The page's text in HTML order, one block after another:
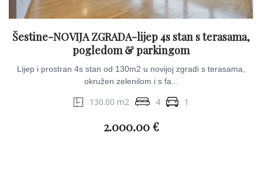
Šestine-NOVIJA ZGRADA-lijep 4s stan s terasama,
pogledom & parkingom
Lijep i prostran 4s stan od 130m2 u novijoj zgradi s terasama,
okružen zelenilom i s fa...
130.00 m2 4 1
2.000.00 €